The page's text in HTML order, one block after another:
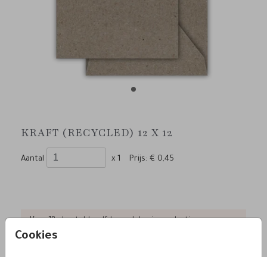
Cookies
KRAFT (RECYCLED) 12 X 12
Aantal x 1 Prijs: € 0,45